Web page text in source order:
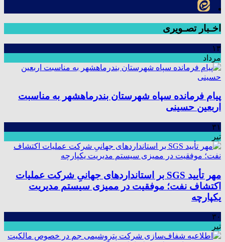
اخـبار تصـویری
۱۳
مرداد
پیام فرمانده سپاه شهرستان بندرماهشهر به مناسبت
اربعین حسینی
۳۱
تیر
مهر تأیید SGS بر استانداردهای جهانیِ شرکت عملیات
اکتشاف نفت؛ موفقیت در ممیزی سیستم مدیریت
یکپارچه
۳۰
تیر